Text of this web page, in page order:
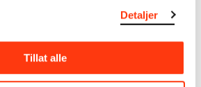
Detaljer
Tillat alle
våre avfotograferinger og